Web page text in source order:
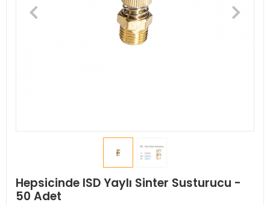
Hepsicinde ISD Yaylı Sinter Susturucu -
50 Adet